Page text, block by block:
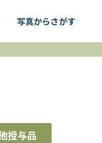
写真からさがす
授与品